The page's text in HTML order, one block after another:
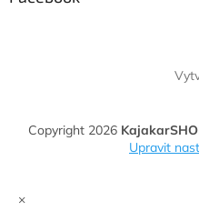
Copyright 2026
Upravit
×